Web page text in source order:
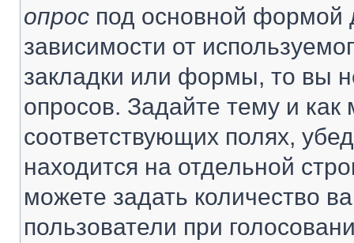
опрос под основной формой
зависимости от
закладки или формы, то вы
опросов. Задайте тему и
соответствующих полях,
находится на отдельной
можете задать количество
пользователи при